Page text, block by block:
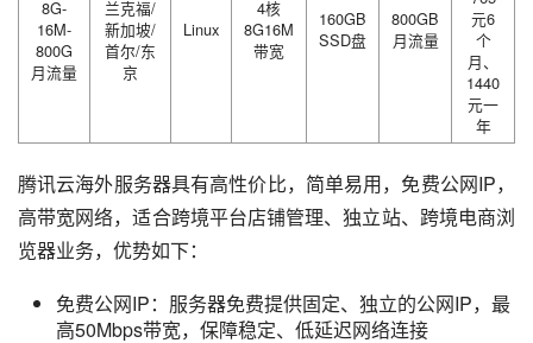
8G-
16M-
800G
月流量
兰克福/
新加坡/
首尔/东
京
Linux
4核
8G16M
带宽
160GB
SSD盘
800GB
月流量
元6
个
月、
1440
元一
年
腾讯云海外服务器具有高性价比，简单易用，免费公网IP，
高带宽网络，适合跨境平台店铺管理、独立站、跨境电商浏
览器业务，优势如下：
免费公网IP：服务器免费提供固定、独立的公网IP，最
高50Mbps带宽，保障稳定、低延迟网络连接